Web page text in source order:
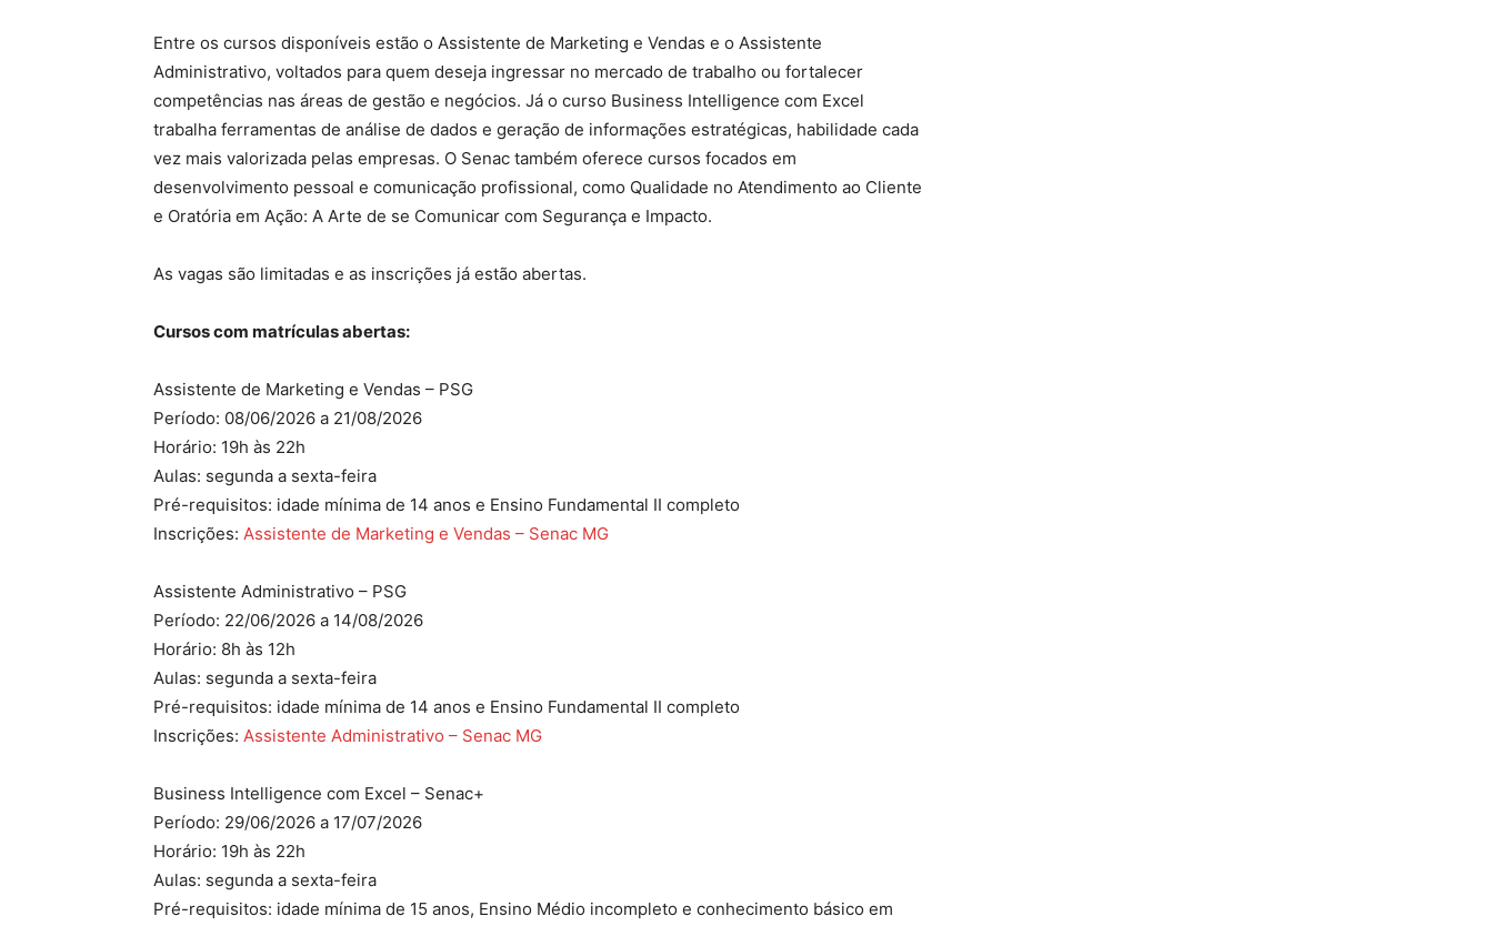
Entre os cursos disponíveis estão o Assistente de Marketing e Vendas e o Assistente
Administrativo, voltados para quem deseja ingressar no mercado de trabalho ou fortalecer
competências nas áreas de gestão e negócios. Já o curso Business Intelligence com Excel
trabalha ferramentas de análise de dados e geração de informações estratégicas, habilidade cada
vez mais valorizada pelas empresas. O Senac também oferece cursos focados em
desenvolvimento pessoal e comunicação profissional, como Qualidade no Atendimento ao Cliente
e Oratória em Ação: A Arte de se Comunicar com Segurança e Impacto.
As vagas são limitadas e as inscrições já estão abertas.
Cursos com matrículas abertas:
Assistente de Marketing e Vendas – PSG
Período: 08/06/2026 a 21/08/2026
Horário: 19h às 22h
Aulas: segunda a sexta-feira
Pré-requisitos: idade mínima de 14 anos e Ensino Fundamental II completo
Inscrições: Assistente de Marketing e Vendas – Senac MG
Assistente Administrativo – PSG
Período: 22/06/2026 a 14/08/2026
Horário: 8h às 12h
Aulas: segunda a sexta-feira
Pré-requisitos: idade mínima de 14 anos e Ensino Fundamental II completo
Inscrições: Assistente Administrativo – Senac MG
Business Intelligence com Excel – Senac+
Período: 29/06/2026 a 17/07/2026
Horário: 19h às 22h
Aulas: segunda a sexta-feira
Pré-requisitos: idade mínima de 15 anos, Ensino Médio incompleto e conhecimento básico em